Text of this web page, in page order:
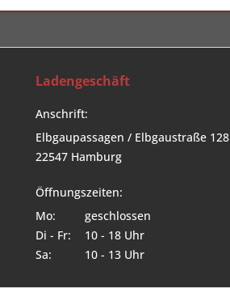
Ladengeschäft
Anschrift:
Elbgaupassagen / Elbgaustraße 128
22547 Hamburg
Öffnungszeiten:
Mo:
geschlossen
Di - Fr:
10 - 18 Uhr
Sa:
10 - 13 Uhr